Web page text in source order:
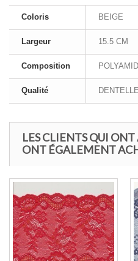
Coloris BEIGE
Largeur 15.5 CM
Composition
Qualité
LES CLIENTS QUI
ONT ÉGALEMENT